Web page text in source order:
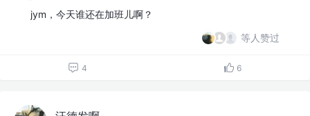
jym，今天谁还在加班儿啊？
等人赞过
4 6